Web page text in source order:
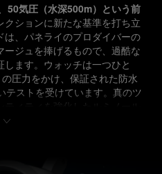
50気圧（水深500m）という前
クションに新たな基準を打ち立
、パネライのプロダイバーの
ジュを捧げるもので、過酷な
ます。ウォッチは一つひと
圧力をかけ、保証された防水
テストを受けています。真のツ
ティティを強化したルミノール
マンスを求めるプロダイバー